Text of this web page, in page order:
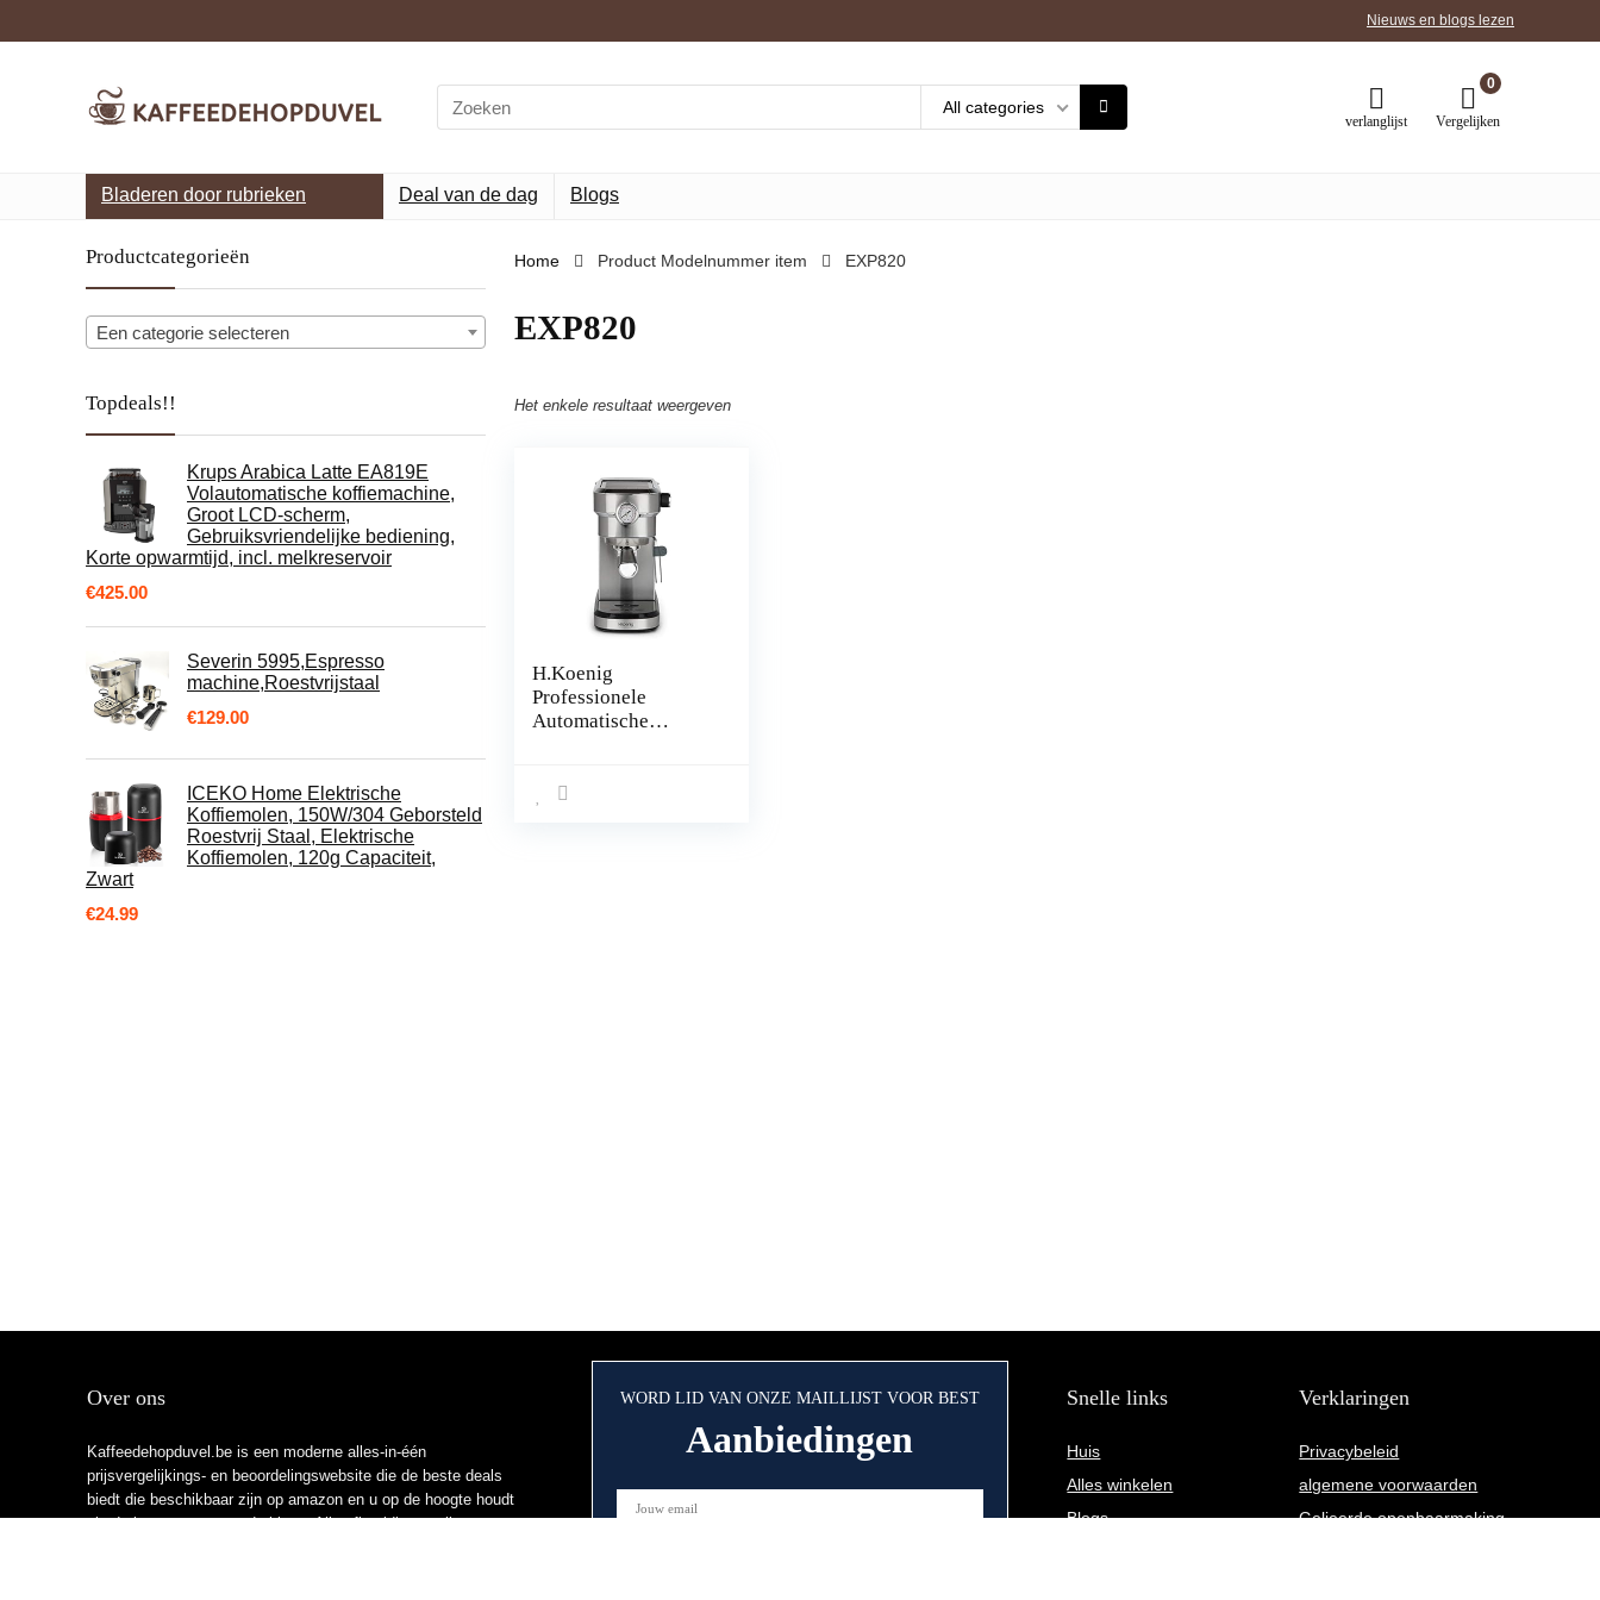
Nieuws en blogs lezen
Search
for:
All categories
verlanglijst
0
Vergelijken
Bladeren door rubrieken Deal van de dag Blogs
Productcategorieën
Een categorie selecteren
Topdeals!!
Krups Arabica Latte EA819E
Volautomatische koffiemachine,
Groot LCD-scherm,
Gebruiksvriendelijke bediening,
Korte opwarmtijd, incl. melkreservoir
€425.00
Severin 5995,Espresso
machine,Roestvrijstaal
€129.00
ICEKO Home Elektrische
Koffiemolen, 150W/304 Geborsteld
Roestvrij Staal, Elektrische
Koffiemolen, 120g Capaciteit,
Zwart
€24.99
Home Product Modelnummer item ‎EXP820
‎EXP820
Het enkele resultaat weergeven
H.Koenig
Professionele
Automatische
Roestvrijstaal,
Over ons
Kaffeedehopduvel.be is een moderne alles-in-één
prijsvergelijkings- en beoordelingswebsite die de beste deals
biedt die beschikbaar zijn op amazon en u op de hoogte houdt
via de laatst toegevoegde blogs. Alle afbeeldingen zijn
WORD LID VAN ONZE MAILLIJST VOOR BEST
Aanbiedingen
Snelle links
Huis
Alles winkelen
Blogs
Verklaringen
Privacybeleid
algemene voorwaarden
Gelieerde openbaarmaking